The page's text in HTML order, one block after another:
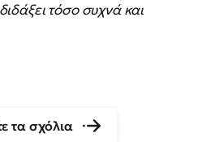
τόσο συχνά και
τα σχόλια